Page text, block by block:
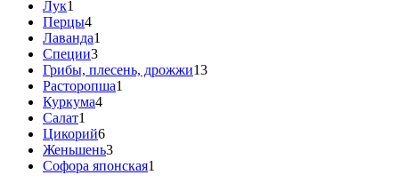
Лук1
Перцы4
Лаванда1
Специи3
Грибы, плесень, дрожжи13
Расторопша1
Куркума4
Салат1
Цикорий6
Женьшень3
Софора японская1